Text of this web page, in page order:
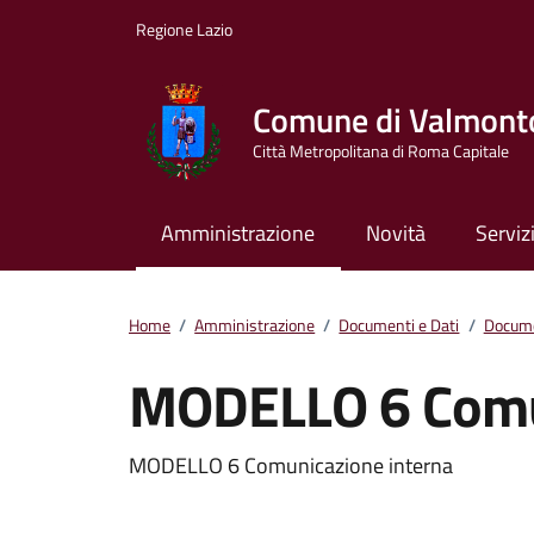
Regione Lazio
Comune di
Città Metropolitana di Roma Capitale
Amministrazione Novità Servizi
Home / Amministrazione / Documenti e Dati /
MODELLO 6
Dettagli del
MODELLO 6 Comunicazione interna